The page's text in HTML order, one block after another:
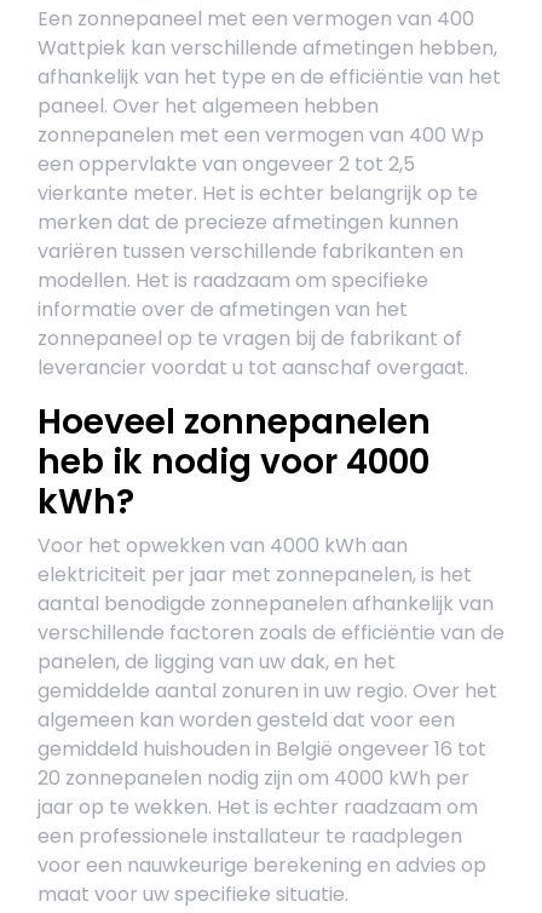
Een zonnepaneel met een vermogen van 400
Wattpiek kan verschillende afmetingen hebben,
afhankelijk van het type en de efficiëntie van het
paneel. Over het algemeen hebben
zonnepanelen met een vermogen van 400 Wp
een oppervlakte van ongeveer 2 tot 2,5
vierkante meter. Het is echter belangrijk op te
merken dat de precieze afmetingen kunnen
variëren tussen verschillende fabrikanten en
modellen. Het is raadzaam om specifieke
informatie over de afmetingen van het
zonnepaneel op te vragen bij de fabrikant of
leverancier voordat u tot aanschaf overgaat.
Hoeveel zonnepanelen
heb ik nodig voor 4000
kWh?
Voor het opwekken van 4000 kWh aan
elektriciteit per jaar met zonnepanelen, is het
aantal benodigde zonnepanelen afhankelijk van
verschillende factoren zoals de efficiëntie van de
panelen, de ligging van uw dak, en het
gemiddelde aantal zonuren in uw regio. Over het
algemeen kan worden gesteld dat voor een
gemiddeld huishouden in België ongeveer 16 tot
20 zonnepanelen nodig zijn om 4000 kWh per
jaar op te wekken. Het is echter raadzaam om
een professionele installateur te raadplegen
voor een nauwkeurige berekening en advies op
maat voor uw specifieke situatie.